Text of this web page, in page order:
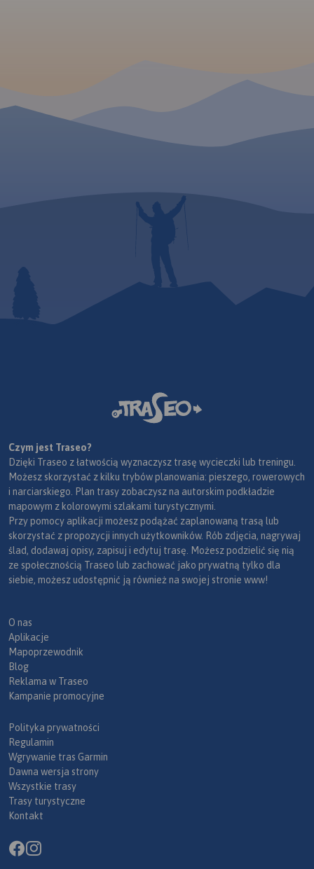
Czym jest Traseo?
Dzięki Traseo z łatwością wyznaczysz trasę wycieczki lub treningu.
Możesz skorzystać z kilku trybów planowania: pieszego, rowerowych
i narciarskiego. Plan trasy zobaczysz na autorskim podkładzie
mapowym z kolorowymi szlakami turystycznymi.
Przy pomocy aplikacji możesz podążać zaplanowaną trasą lub
skorzystać z propozycji innych użytkowników. Rób zdjęcia, nagrywaj
ślad, dodawaj opisy, zapisuj i edytuj trasę. Możesz podzielić się nią
ze społecznością Traseo lub zachować jako prywatną tylko dla
siebie, możesz udostępnić ją również na swojej stronie www!
O nas
Aplikacje
Mapoprzewodnik
Blog
Reklama w Traseo
Kampanie promocyjne
Polityka prywatności
Regulamin
Wgrywanie tras Garmin
Dawna wersja strony
Wszystkie trasy
Trasy turystyczne
Kontakt